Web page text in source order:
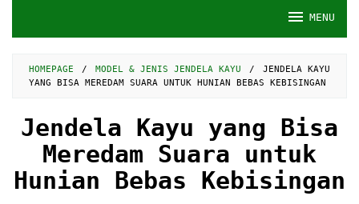
MENU
HOMEPAGE / MODEL & JENIS JENDELA KAYU /
JENDELA KAYU
YANG BISA MEREDAM SUARA UNTUK HUNIAN BEBAS KEBISINGAN
Jendela Kayu yang Bisa
Meredam Suara untuk
Hunian Bebas Kebisingan